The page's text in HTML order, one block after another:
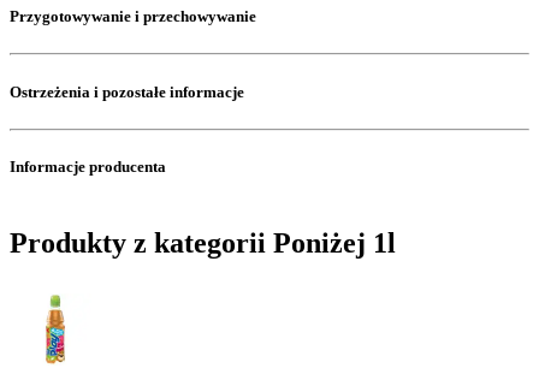
Przygotowywanie i przechowywanie
Ostrzeżenia i pozostałe informacje
Informacje producenta
Produkty z kategorii Poniżej 1l